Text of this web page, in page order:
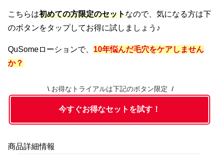
こちらは初めての方限定のセットなので、気になる方は下
のボタンをタップしてお得に試しましょう♪
QuSomeローションで、 10年悩んだ毛穴をケアしません
か？
お得なトライアルは下記のボタン限定
今すぐお得なセットを試す！
商品詳細情報